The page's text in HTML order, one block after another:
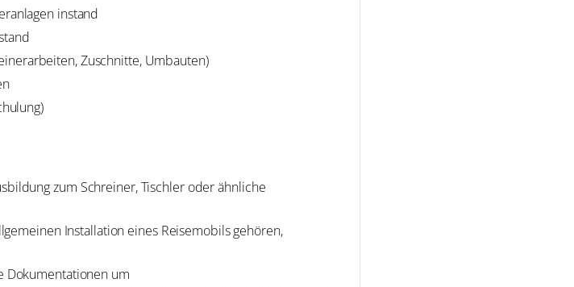
instand
Zuschnitte, Umbauten)
zum Schreiner, Tischler oder ähnliche
Installation eines Reisemobils gehören,
Dokumentationen um